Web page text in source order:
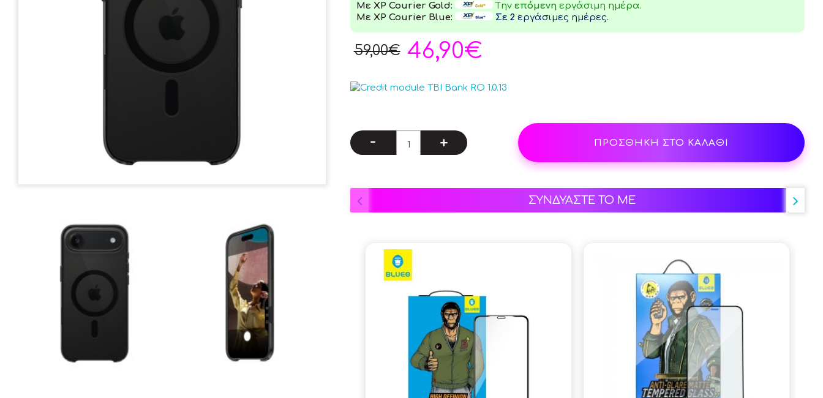
Με XP Courier Gold:
Tηνεπόμενη εργάσιμη ημέρα.
Με XP Courier Blue:
Σε 2 εργάσιμες ημέρες.
59,00€ 46,90€
- + ΠΡΟΣΘΗΚΗ ΣΤΟ ΚΑΛΑΘΙ
ΣΥΝΔΥΑΣΤΕ ΤΟ ΜΕ